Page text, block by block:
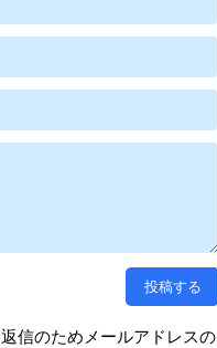
信のためメールアドレスの